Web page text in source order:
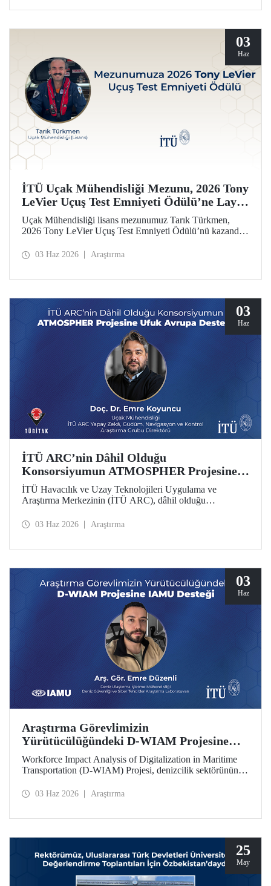
03
Haz
İTÜ Uçak Mühendisliği Mezunu, 2026 Tony
LeVier Uçuş Test Emniyeti Ödülü’ne Layık
Görüldü
Uçak Mühendisliği lisans mezunumuz Tarık Türkmen,
2026 Tony LeVier Uçuş Test Emniyeti Ödülü’nü kazandı.
emniyetine ve literatürüne sağladığı katkıyla bu prestijli
03 Haz 2026 Araştırma
03
Haz
İTÜ ARC’nin Dâhil Olduğu
Konsorsiyumun ATMOSPHER Projesine
Ufuk Avrupa Desteği
İTÜ Havacılık ve Uzay Teknolojileri Uygulama ve
Araştırma Merkezinin (İTÜ ARC), dâhil olduğu
Avrupa desteği kazandı. Bu projeyle İTÜ ARC’nin hava
03 Haz 2026 Araştırma
03
Haz
Araştırma Görevlimizin
Yürütücülüğündeki D-WIAM Projesine
IAMU Desteği
Workforce Impact Analysis of Digitalization in Maritime
Transportation (D-WIAM) Projesi, denizcilik sektörünün
Uluslararası Denizcilik Üniversiteleri Birliği (IAMU)
araştırmacısı Emre Düzenli yürütecek.
03 Haz 2026 Araştırma
25
May